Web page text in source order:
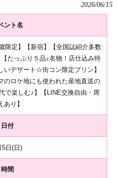
2026/06/15
ント名
限定】【新宿】【全国誌紹介多数
たっぷり５品♪名物！店仕込み特
いデザート☆街コン限定プリン】
のロケ地にも使われた産地直送の
で楽しむ♪】【LINE交換自由・席
あり】
日付
5日(日)
時間